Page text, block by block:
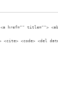
<a href="" title="">
<code> <del